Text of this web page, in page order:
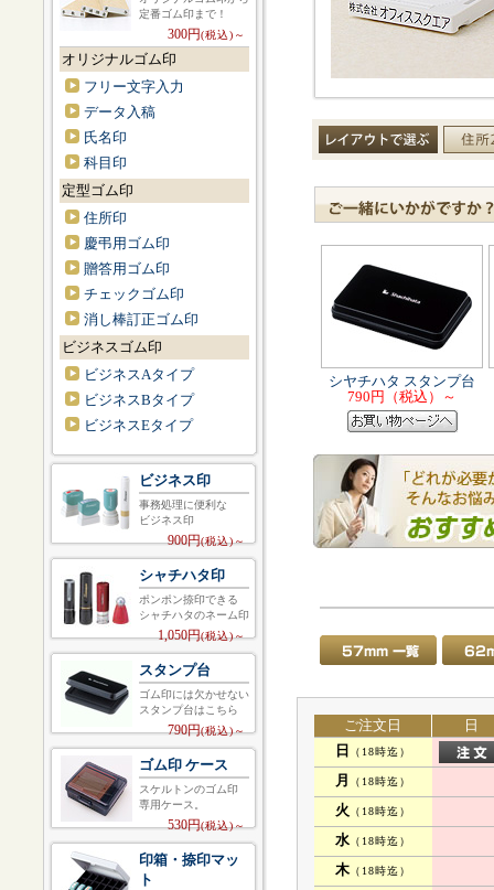
定番ゴム印まで！
300円(税込)～
オリジナルゴム印
フリー文字入力
データ入稿
氏名印
科目印
定型ゴム印
住所印
慶弔用ゴム印
贈答用ゴム印
チェックゴム印
消し棒訂正ゴム印
ビジネスゴム印
ビジネスAタイプ
ビジネスBタイプ
ビジネスEタイプ
ビジネス印
事務処理に便利な
ビジネス印
900円(税込)～
シャチハタ印
ポンポン捺印できる
シャチハタのネーム印
1,050円(税込)～
スタンプ台
ゴム印には欠かせない
スタンプ台はこちら
790円(税込)～
ゴム印 ケース
スケルトンのゴム印
専用ケース。
530円(税込)～
印箱・捺印マッ
ト
シヤチハタ スタンプ台
790円（税込）～
ご注文日
日
日
（18時迄）
月 （18時迄）
火 （18時迄）
水 （18時迄）
木 （18時迄）